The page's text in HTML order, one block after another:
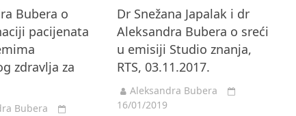
Bubera o
pacijenata
zdravlja za
Bubera
Dr Snežana Japalak i dr
Aleksandra Bubera o sreći
u emisiji Studio znanja,
RTS, 03.11.2017.
Aleksandra Bubera
16/01/2019